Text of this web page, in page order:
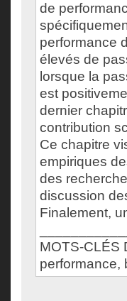
de
performance
élevés de
lorsque la
est
dernier
contribution
Ce chapitre
empiriques
des
discussion
Finalement,
MOTS-CLÉS
performance,